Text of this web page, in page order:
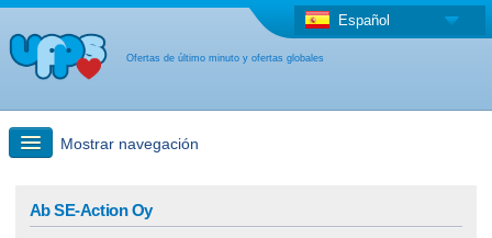
Ofertas de último minuto y ofertas globales
Español
Mostrar navegación
Ab SE-Action Oy